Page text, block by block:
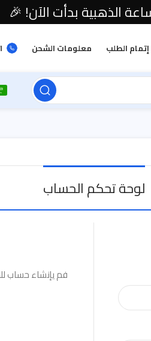
إتمام الطلب معلومات الشحن
لوحة تحكم الحساب
فم يإنشاء حساب
الذهبية بدأت الآن! 🎉